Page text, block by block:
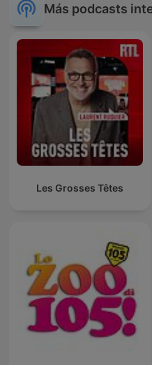
Más podcasts
Les Grosses Têtes